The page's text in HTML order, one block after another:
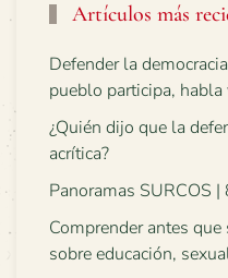
Artículos más
Defender la
pueblo participa, habla
¿Quién dijo que la
acrítica?
Panoramas SURCOS
Comprender antes
sobre educación,